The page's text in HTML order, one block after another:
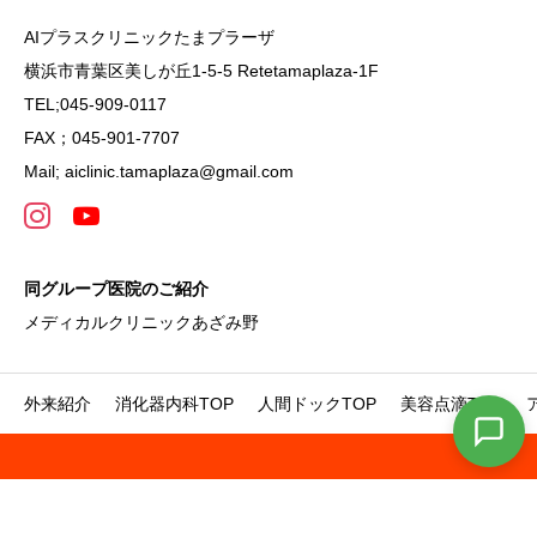
AIプラスクリニックたまプラーザ
横浜市青葉区美しが丘1-5-5 Retetamaplaza-1F
TEL;045-909-0117
FAX；045-901-7707
Mail; aiclinic.tamaplaza@gmail.com
同グループ医院のご紹介
メディカルクリニックあざみ野
外来紹介 消化器内科TOP 人間ドックTOP 美容点滴TOP
  
WEB予約